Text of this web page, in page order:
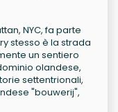
NYC, fa parte
stesso è la strada
un sentiero
olandese,
settentrionali,
"bouwerij",